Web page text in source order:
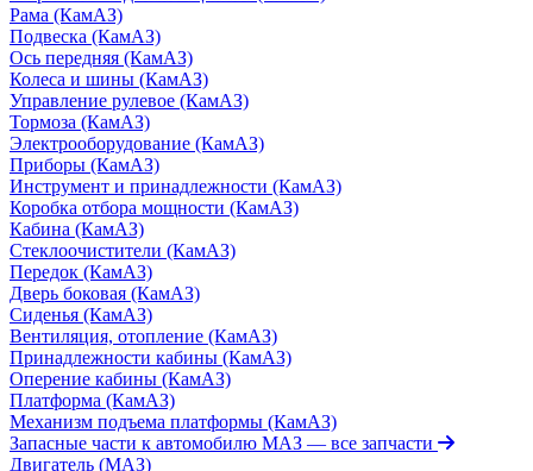
Рама (КамАЗ)
Подвеска (КамАЗ)
Ось передняя (КамАЗ)
Колеса и шины (КамАЗ)
Управление рулевое (КамАЗ)
Тормоза (КамАЗ)
Электрооборудование (КамАЗ)
Приборы (КамАЗ)
Инструмент и принадлежности (КамАЗ)
Коробка отбора мощности (КамАЗ)
Кабина (КамАЗ)
Стеклоочистители (КамАЗ)
Передок (КамАЗ)
Дверь боковая (КамАЗ)
Сиденья (КамАЗ)
Вентиляция, отопление (КамАЗ)
Принадлежности кабины (КамАЗ)
Оперение кабины (КамАЗ)
Платформа (КамАЗ)
Механизм подъема платформы (КамАЗ)
Запасные части к автомобилю МАЗ — все запчасти
Двигатель (МАЗ)